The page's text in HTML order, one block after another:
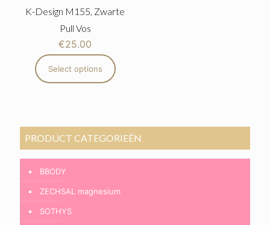
K-Design M155, Zwarte
Pull Vos
€25.00
Select options
PRODUCT CATEGORIEËN
BBODY
ZECHSAL magnesium
SOTHYS